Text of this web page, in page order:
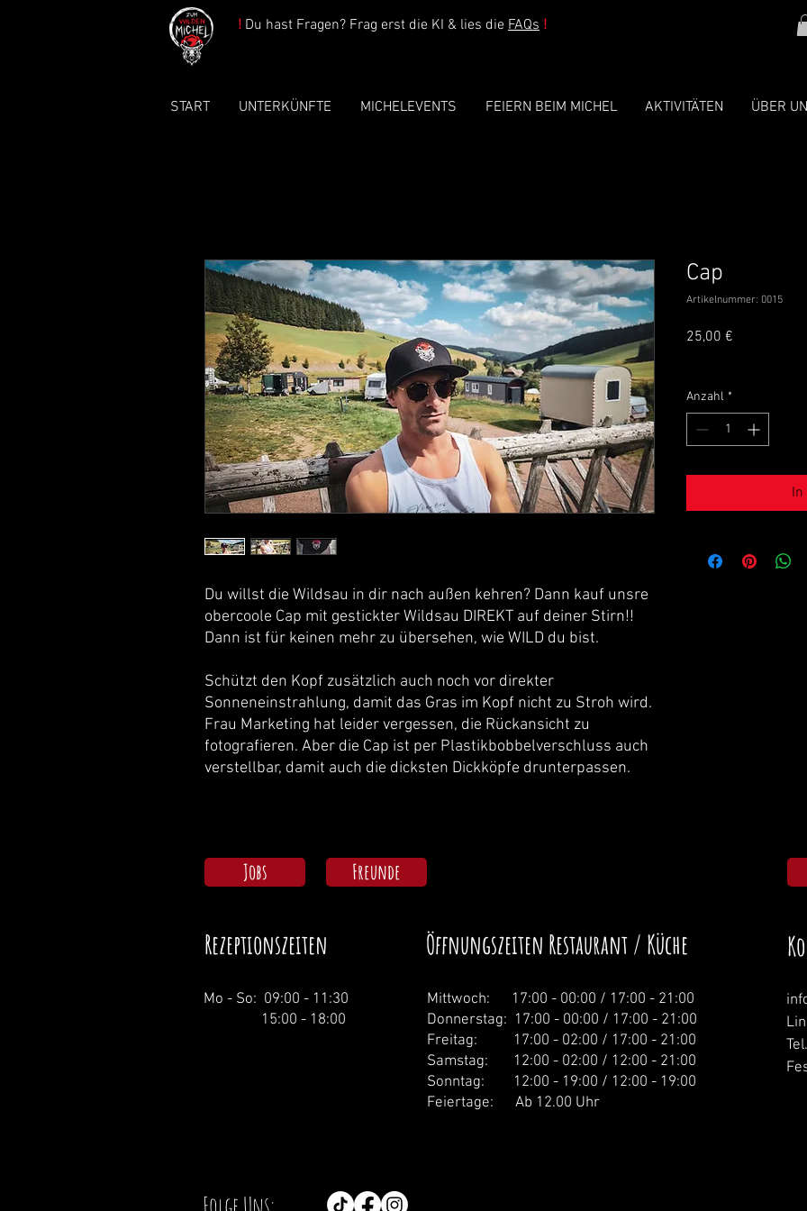
! Du hast Fragen? Frag erst die KI & lies die FAQs !
START UNTERKÜNFTE MICHELEVENTS FEIERN BEIM MICHEL AKTIVITÄTEN ÜBER
Du willst die Wildsau in dir nach außen kehren? Dann kauf unsre
obercoole Cap mit gestickter Wildsau DIREKT auf deiner Stirn!!
Dann ist für keinen mehr zu übersehen, wie WILD du bist.
Schützt den Kopf zusätzlich auch noch vor direkter
Sonneneinstrahlung, damit das Gras im Kopf nicht zu Stroh wird.
Frau Marketing hat leider vergessen, die Rückansicht zu
fotografieren. Aber die Cap ist per Plastikbobbelverschluss auch
verstellbar, damit auch die dicksten Dickköpfe drunterpassen.
Cap
Artikelnummer: 0015
25,00 €
Anzahl *
In
Jobs Freunde
Rezeptionszeiten Öffnungszeiten Restaurant / Küche
Mo - So: 09:00 - 11:30
15:00 - 18:00
Mittwoch: 1 7:00 - 00:00 / 17:00 - 21:00
Donnerstag: 17:00 - 00:00 / 17:00 - 21:00
Freitag: 17:00 - 02:00 / 17:00 - 21:00
Samstag: 12:00 - 02:00 / 12:00 - 21:00
Sonntag: 12:00 - 19:00 / 12:00 - 19:00
Feiertage: Ab 12.00 Uhr